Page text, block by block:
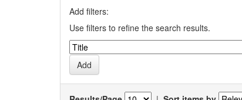
Add filters:
Use filters to refine the search results.